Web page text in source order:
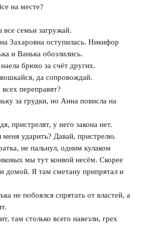
на месте?
семьи загружай.
Захаровна оступилась. Никифор
и Ванька обозлились.
брюхо за счёт других.
да сопровождай.
переправят?
за грудки, но Анна повисла на
пристрелят, у него закона нет.
ударить? Давай, пристрелю.
не пальнул, одним кулаком
мы тут конвой несём. Скорее
домой. Я там сметану припрятал и
не побоялся спрятать от властей, а
там столько всего навезли, грех